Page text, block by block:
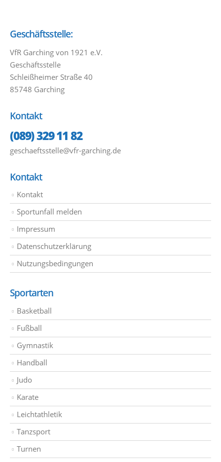
Geschäftsstelle:
VfR Garching von 1921 e.V.
Geschäftsstelle
Schleißheimer Straße 40
85748 Garching
Kontakt
(089) 329 11 82
geschaeftsstelle@vfr-garching.de
Kontakt
Kontakt
Sportunfall melden
Impressum
Datenschutzerklärung
Nutzungsbedingungen
Sportarten
Basketball
Fußball
Gymnastik
Handball
Judo
Karate
Leichtathletik
Tanzsport
Turnen